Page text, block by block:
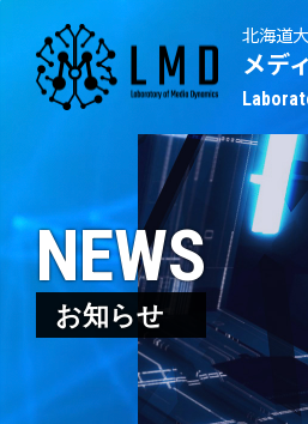
北海道
メデ
NEWS
お知らせ